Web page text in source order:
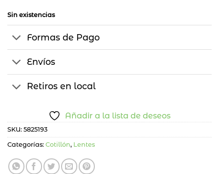
Sin existencias
Formas de Pago
Envíos
Retiros en local
Añadir a la lista de deseos
SKU: 5825193
Categorías: Cotillón, Lentes